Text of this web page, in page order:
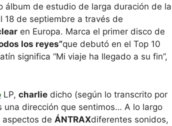
álbum de estudio de larga duración de la
18 de septiembre a través de
en Europa. Marca el primer disco de
los reyes”que debutó en el Top 10
significa “Mi viaje ha llegado a su fin”,
LP, charlie dicho (según lo transcrito por
una dirección que sentimos… A lo largo
de ÁNTRAXdiferentes sonidos,